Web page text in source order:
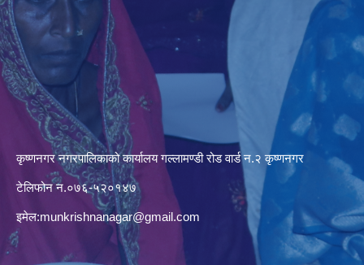
कृष्णनगर नगरपालिकाको कार्यालय गल्लामण्डी रोड वार्ड न.२ कृष्णनगर
टेलिफोन न.०७६-५२०१४७
इमेल:munkrishnanagar@gmail.com